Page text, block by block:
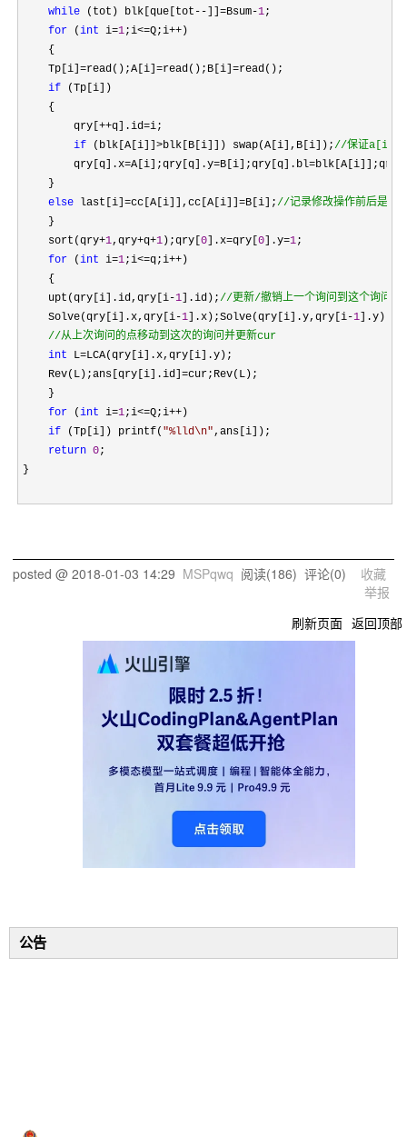
while (tot) blk[que[tot--]]=Bsum-1;
for (int i=1;i<=Q;i++ )
    {
    Tp[i]
=read();A[i]=read();B[i]=read();
if (Tp[i])
    {
        qry[
++q].id=i;
if (blk[A[i]]>blk[B[i]]) swap(A[i],B[i]);//保证a[i]
    }
else last[i]=cc[A[i]],cc[A[i]]=B[i];//记录修改操作前后是啥
    }
    sort(qry
+1,qry+q+1 );qry[ 0 ].x=qry[ 0 ].y=1;
for (int i=1;i<=q;i++ )
    {
    upt(qry[i].id,qry[i
-1 ].id);//更新/撤销上一个询问到这个询问中
    Solve(qry[i].x,qry[i-
1 ].x);Solve(qry[i].y,qry[i-1 ].y);
//从上次询问的点移动到这次的询问并更新cur
int L=LCA(qry[i].x,qry[i].y);
    Rev(L);ans[qry[i].id]
=cur;Rev(L);
    }
for (int i=1;i<=Q;i++ )
if (Tp[i]) printf( "%lld\n",ans[i]);
return 0;
}
posted @ 2018-01-03 14:29 MSPqwq 阅读(186) 评论(0) 收藏
举报
刷新页面 返回顶部
公告